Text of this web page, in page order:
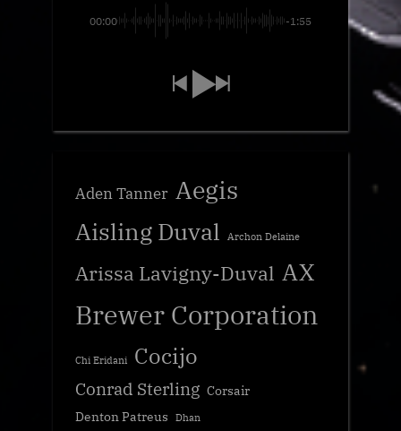
00:00 -1:55
Aden Tanner Aegis
Aisling Duval Archon Delaine
Arissa Lavigny-Duval AX
Brewer Corporation
Chi Eridani Cocijo
Conrad Sterling Corsair
Denton Patreus
Dhan